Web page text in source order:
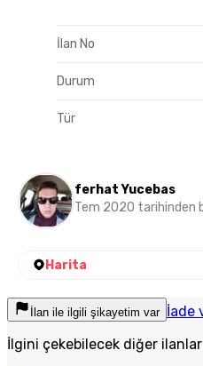
İlan No
Durum
Tür
ferhat Yucebas
Tem 2020 tarihinden
Harita
İlan ile ilgili şikayetim var İade
İlgini çekebilecek diğer ilanlar